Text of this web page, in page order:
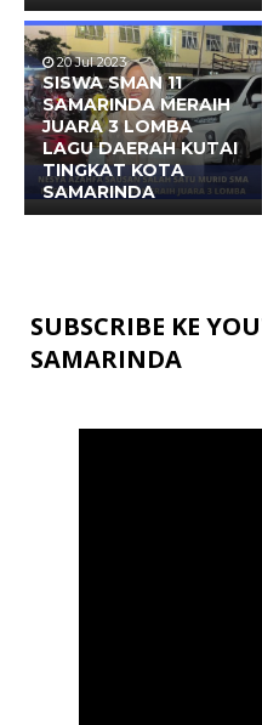
20 Jul 2023
SISWA SMAN 11
SAMARINDA MERAIH
JUARA 3 LOMBA
LAGU DAERAH KUTAI
TINGKAT KOTA
SAMARINDA
SUBSCRIBE KE
SAMARINDA